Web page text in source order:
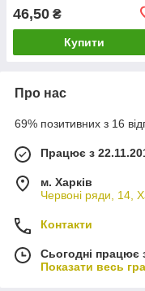
46,50 ₴
Купити
Про нас
69% позитивних з 16
Працює з
м. Харків
Червоні ряди, 14,
Контакти
Сьогодні працює
Показати весь